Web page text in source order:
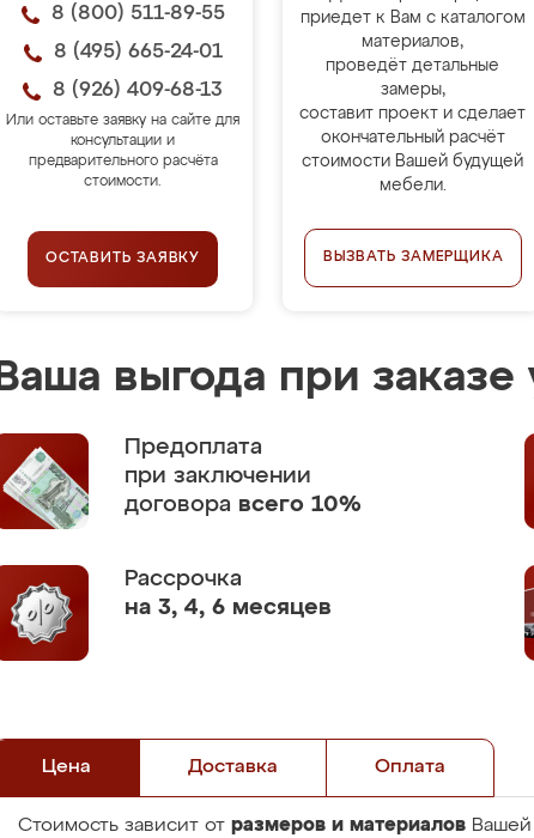
8 (800) 511-89-55
8 (495) 665-24-01
8 (926) 409-68-13
Или оставьте заявку на сайте для
консультации и
предварительного расчёта
стоимости.
ОСТАВИТЬ ЗАЯВКУ
приедет к Вам с каталогом
материалов,
проведёт детальные
замеры,
составит проект и сделает
окончательный расчёт
стоимости Вашей будущей
мебели.
ВЫЗВАТЬ ЗАМЕРЩИКА
Ваша выгода при заказе
Предоплата
при заключении
договора всего 10%
Рассрочка
на 3, 4, 6 месяцев
Цена Доставка Оплата
Стоимость зависит от размеров и материалов